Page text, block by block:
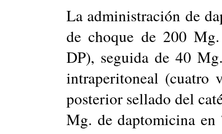
La administración de
de choque de 200
DP), seguida de 40
intraperitoneal (cuatro
posterior sellado del
Mg. de daptomicina